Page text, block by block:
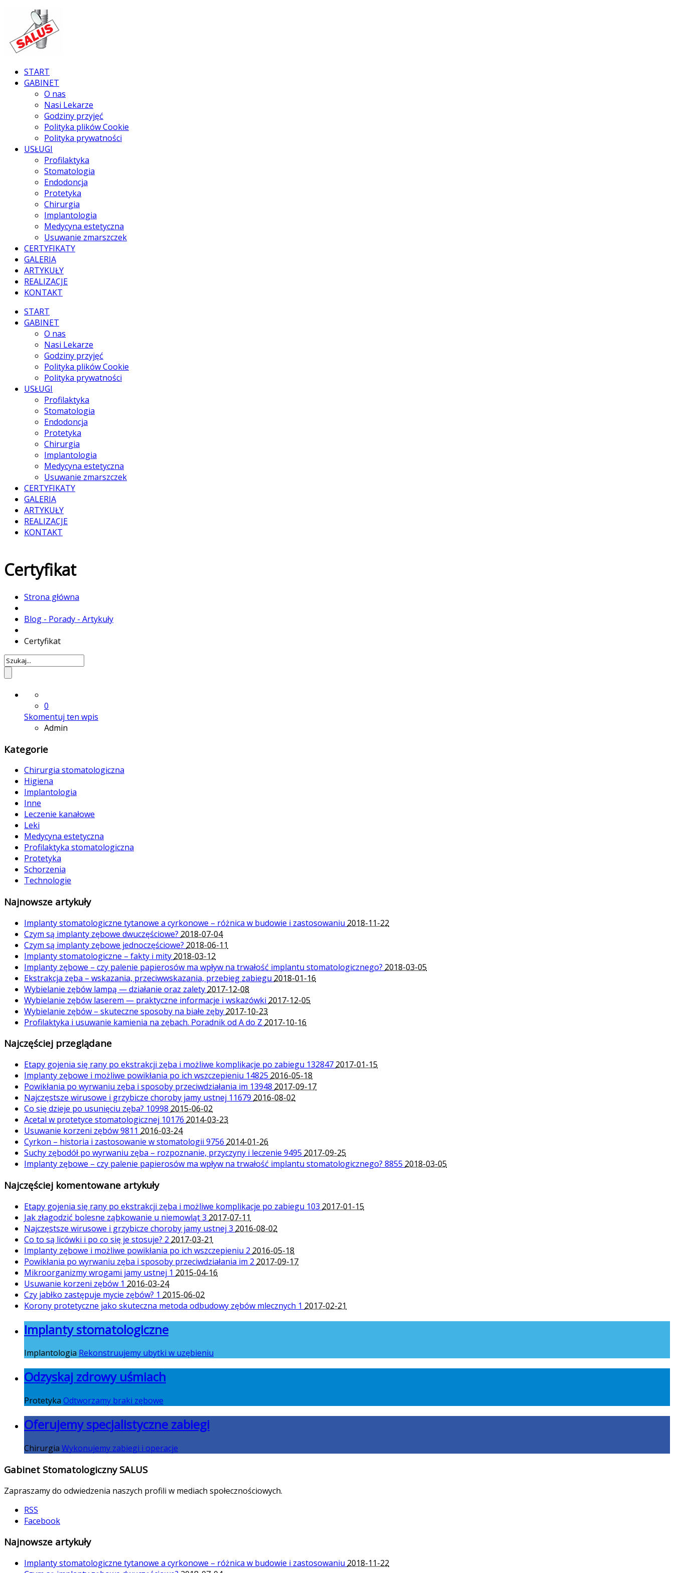
START
GABINET
O nas
Nasi Lekarze
Godziny przyjęć
Polityka plików Cookie
Polityka prywatności
USŁUGI
Profilaktyka
Stomatologia
Endodoncja
Protetyka
Chirurgia
Implantologia
Medycyna estetyczna
Usuwanie zmarszczek
CERTYFIKATY
GALERIA
ARTYKUŁY
REALIZACJE
KONTAKT
START
GABINET
O nas
Nasi Lekarze
Godziny przyjęć
Polityka plików Cookie
Polityka prywatności
USŁUGI
Profilaktyka
Stomatologia
Endodoncja
Protetyka
Chirurgia
Implantologia
Medycyna estetyczna
Usuwanie zmarszczek
CERTYFIKATY
GALERIA
ARTYKUŁY
REALIZACJE
KONTAKT
Certyfikat
Strona główna
Blog - Porady - Artykuły
Certyfikat
0
Skomentuj ten wpis
Admin
Kategorie
Chirurgia stomatologiczna
Higiena
Implantologia
Inne
Leczenie kanałowe
Leki
Medycyna estetyczna
Profilaktyka stomatologiczna
Protetyka
Schorzenia
Technologie
Najnowsze artykuły
Implanty stomatologiczne tytanowe a cyrkonowe – różnica w budowie i zastosowaniu 2018-11-22
Czym są implanty zębowe dwuczęściowe? 2018-07-04
Czym są implanty zębowe jednoczęściowe? 2018-06-11
Implanty stomatologiczne – fakty i mity 2018-03-12
Implanty zębowe – czy palenie papierosów ma wpływ na trwałość implantu stomatologicznego? 2018-03-05
Ekstrakcja zęba – wskazania, przeciwwskazania, przebieg zabiegu 2018-01-16
Wybielanie zębów lampą — działanie oraz zalety 2017-12-08
Wybielanie zębów laserem — praktyczne informacje i wskazówki 2017-12-05
Wybielanie zębów – skuteczne sposoby na białe zęby 2017-10-23
Profilaktyka i usuwanie kamienia na zębach. Poradnik od A do Z 2017-10-16
Najczęściej przeglądane
Etapy gojenia się rany po ekstrakcji zęba i możliwe komplikacje po zabiegu 132847 2017-01-15
Implanty zębowe i możliwe powikłania po ich wszczepieniu 14825 2016-05-18
Powikłania po wyrwaniu zęba i sposoby przeciwdziałania im 13948 2017-09-17
Najczęstsze wirusowe i grzybicze choroby jamy ustnej 11679 2016-08-02
Co się dzieje po usunięciu zęba? 10998 2015-06-02
Acetal w protetyce stomatologicznej 10176 2014-03-23
Usuwanie korzeni zębów9811 2016-03-24
Cyrkon – historia i zastosowanie w stomatologii 9756 2014-01-26
Suchy zębodół po wyrwaniu zęba – rozpoznanie, przyczyny i leczenie 9495 2017-09-25
Implanty zębowe – czy palenie papierosów ma wpływ na trwałość implantu stomatologicznego? 8855 2018-03-05
Najczęściej komentowane artykuły
Etapy gojenia się rany po ekstrakcji zęba i możliwe komplikacje po zabiegu 103 2017-01-15
Jak złagodzić bolesne ząbkowanie u niemowląt3 2017-07-11
Najczęstsze wirusowe i grzybicze choroby jamy ustnej 3 2016-08-02
Co to są licówki i po co się je stosuje? 2 2017-03-21
Implanty zębowe i możliwe powikłania po ich wszczepieniu 2 2016-05-18
Powikłania po wyrwaniu zęba i sposoby przeciwdziałania im 2 2017-09-17
Mikroorganizmy wrogami jamy ustnej 1 2015-04-16
Usuwanie korzeni zębów 1 2016-03-24
Czy jabłko zastępuje mycie zębów? 1 2015-06-02
Korony protetyczne jako skuteczna metoda odbudowy zębów mlecznych 1 2017-02-21
Implanty stomatologiczne
Implantologia Rekonstruujemy ubytki w uzębieniu
Odzyskaj zdrowy uśmiach
Protetyka Odtworzamy braki zębowe
Oferujemy specjalistyczne zabiegi
Chirurgia Wykonujemy zabiegi i operacje
Gabinet Stomatologiczny SALUS
Zapraszamy do odwiedzenia naszych profili w mediach społecznościowych.
RSS
Facebook
Najnowsze artykuły
Implanty stomatologiczne tytanowe a cyrkonowe – różnica w budowie i zastosowaniu 2018-11-22